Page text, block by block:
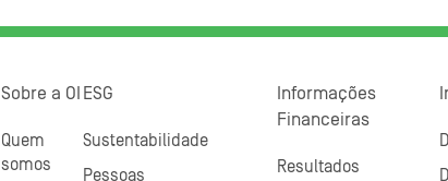
Sobre a OI
Quem
somos
ESG
Sustentabilidade
Pessoas
Informações
Financeiras
Resultados